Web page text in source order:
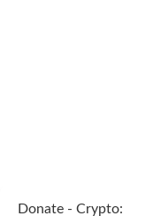
Donate - Crypto: